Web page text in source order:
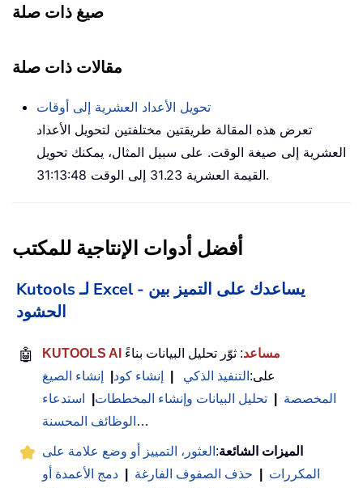
صيغ ذات صلة
مقالات ذات صلة
تحويل الأعداد العشرية إلى أوقات
تعرض هذه المقالة طريقتين مختلفتين لتحويل الأعداد
العشرية إلى صيغة الوقت. على سبيل المثال، يمكنك تحويل
القيمة العشرية 31.23 إلى الوقت 31:13:48.
أفضل أدوات الإنتاجية للمكتب
Kutools لـ Excel - يساعدك على التميز بين
الحشود
🤖 KUTOOLS AI مساعد: ثوّر تحليل البيانات بناءً
على: التنفيذ الذكي إنشاء كود
إنشاء الصيغ
المخصصة
تحليل البيانات وإنشاء المخططات
استدعاء
الوظائف المحسنة …
الميزات الشائعة: العثور، التمييز أو وضع علامة على
المكررات
حذف الصفوف الفارغة
دمج الأعمدة أو